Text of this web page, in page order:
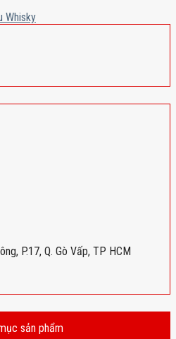
Whisky
P.17, Q. Gò Vấp, TP HCM
sản phẩm